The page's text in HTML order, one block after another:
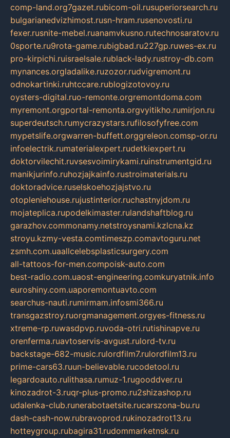
comp-land.org7gazet.rubicom-oil.rusuperiorsearch.ru
bulgarianedvizhimost.rusn-hram.rusenovosti.ru
fexer.rusnite-mebel.ruanamvkusno.rutechnosaratov.ru
0sporte.ru9rota-game.rubigbad.ru227gp.ruwes-ex.ru
pro-kirpichi.ruisraelsale.rublack-lady.rustroy-db.com
mynances.orgladalike.ruzozor.rudvigremont.ru
odnokartinki.ruhtccare.rublogizotovoy.ru
oysters-digital.ruo-remonte.orgremontdoma.com
myremont.orgportal-remonta.orgvyitikho.rumirjon.ru
superdeutsch.rumycrazystars.rufilosofyfree.com
mypetslife.orgwarren-buffett.orggreleon.comsp-or.ru
infoelectrik.rumaterialexpert.rudetkiexpert.ru
doktorvilechit.ruvsesvoimirykami.ruinstrumentgid.ru
manikjurinfo.ruhozjajkainfo.rustroimaterials.ru
doktoradvice.ruselskoehozjajstvo.ru
otopleniehouse.rujustinterior.ruchastnyjdom.ru
mojateplica.rupodelkimaster.rulandshaftblog.ru
garazhov.commonamy.netstroysnami.kzlcna.kz
stroyu.kzmy-vesta.comtimeszp.comavtoguru.net
zsmh.com.uaallcelebsplasticsurgery.com
all-tattoos-for-men.compoisk-auto.com
best-radio.com.uaost-engineering.comkuryatnik.info
euroshiny.com.uaporemontuavto.com
searchus-nauti.rumirmam.infosmi366.ru
transgazstroy.ruorgmanagement.orgyes-fitness.ru
xtreme-rp.ruwasdpvp.ruvoda-otri.rutishinapve.ru
orenferma.ruavtoservis-avgust.rulord-tv.ru
backstage-682-music.rulordfilm7.rulordfilm13.ru
prime-cars63.ruun-believable.rucodetool.ru
legardoauto.rulithasa.rumuz-1.rugooddver.ru
kinozadrot-3.ruqr-plus-promo.ru2shizashop.ru
udalenka-club.runerabotaetsite.rucarszona-bu.ru
dash-cash-now.rubravoprod.rukinozadrot13.ru
hotteygroup.rubagira31.rudommarketnsk.ru